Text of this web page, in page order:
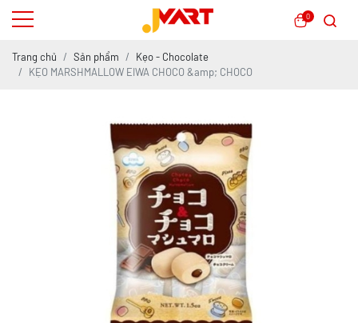
0
Trang chủ Sản phẩm
Kẹo - Chocolate
KẸO MARSHMALLOW EIWA CHOCO &amp; CHOCO